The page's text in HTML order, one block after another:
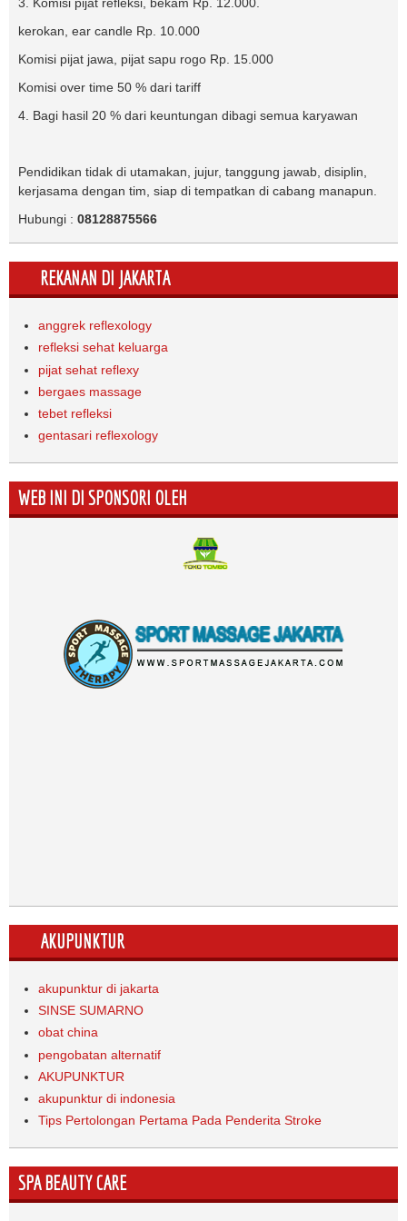
kerokan, ear candle Rp. 10.000
Komisi pijat jawa, pijat sapu rogo Rp. 15.000
Komisi over time 50 % dari tariff
4. Bagi hasil 20 % dari keuntungan dibagi semua karyawan
Pendidikan tidak di utamakan, jujur, tanggung jawab, disiplin,
kerjasama dengan tim, siap di tempatkan di cabang manapun.
Hubungi : 08128875566
REKANAN DI JAKARTA
anggrek reflexology
refleksi sehat keluarga
pijat sehat reflexy
bergaes massage
tebet refleksi
gentasari reflexology
WEB INI DI SPONSORI OLEH
AKUPUNKTUR
akupunktur di jakarta
SINSE SUMARNO
obat china
pengobatan alternatif
AKUPUNKTUR
akupunktur di indonesia
Tips Pertolongan Pertama Pada Penderita Stroke
SPA BEAUTY CARE